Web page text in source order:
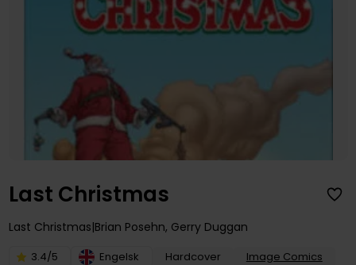
Last Christmas
Last Christmas Brian Posehn, Gerry Duggan
3.4/5 Engelsk Hardcover
Image Comics